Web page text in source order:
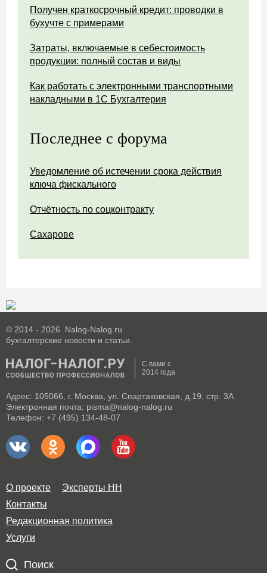
Получен краткосрочный кредит: проводки в
бухучте с примерами
Затраты, включаемые в себестоимость
продукции: полный состав и виды
Как работать с электронными транспортными
накладными в 1С Бухгалтерия
Последнее с форума
Уведомление об истечении срока действия
ключа фискального
Отчётность по соцконтракту
Сахарове
© 2014 - 2026. Nalog-Nalog.ru
бухгалтерские новости и статьи.
С вами с
2014 года
Адрес: 105066, г. Москва, ул. Спартаковская, д.19, стр. 3А
Электронная почта: pisma@nalog-nalog.ru
Телефон: +7 (495) 134-48-07
О проекте
Эксперты НН
Контакты
Редакционная политика
Услуги
Поиск